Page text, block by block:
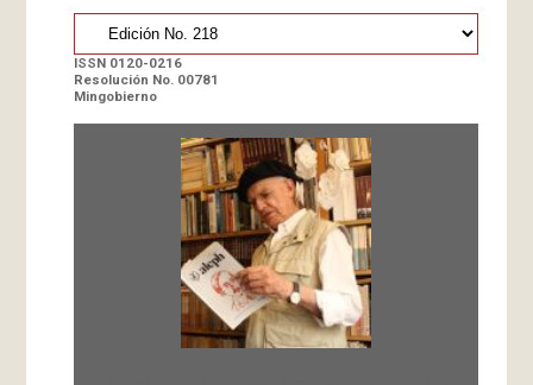
ISSN 0120-0216
Resolución No. 00781
Mingobierno